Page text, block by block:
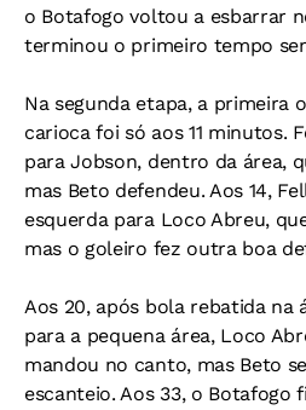
o Botafogo voltou a esbarrar
terminou o primeiro tempo
Na segunda etapa, a primeira
carioca foi só aos 11 minutos.
para Jobson, dentro da área,
mas Beto defendeu. Aos 14,
esquerda para Loco Abreu,
mas o goleiro fez outra boa
Aos 20, após bola rebatida na
para a pequena área, Loco
mandou no canto, mas Beto
escanteio. Aos 33, o Botafogo